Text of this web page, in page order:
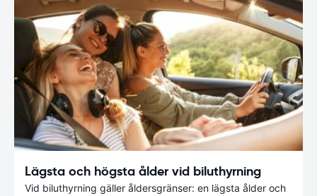
Lägsta och högsta ålder vid biluthyrning
Vid biluthyrning gäller åldersgränser: en lägsta ålder och